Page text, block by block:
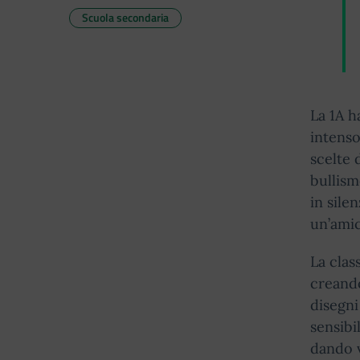
La 1A
scelte
in
La
dando
Scuola secondaria